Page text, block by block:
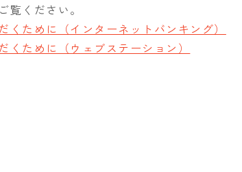
覧ください。
くために（インターネットバンキング）
くために（ウェブステーション）